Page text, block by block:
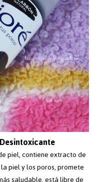
piel, contiene extracto de
piel y los poros, promete